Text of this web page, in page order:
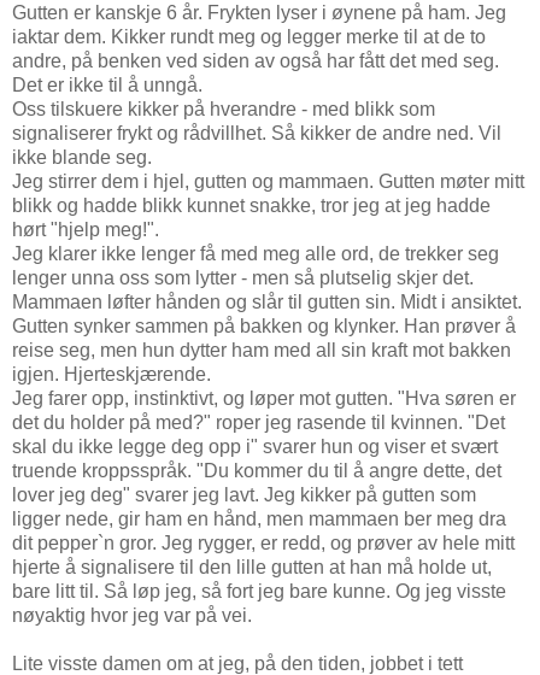
Gutten er kanskje 6 år. Frykten lyser i øynene på ham. Jeg
iaktar dem. Kikker rundt meg og legger merke til at de to
andre, på benken ved siden av også har fått det med seg.
Det er ikke til å unngå.
Oss tilskuere kikker på hverandre - med blikk som
signaliserer frykt og rådvillhet. Så kikker de andre ned. Vil
ikke blande seg.
Jeg stirrer dem i hjel, gutten og mammaen. Gutten møter mitt
blikk og hadde blikk kunnet snakke, tror jeg at jeg hadde
hørt "hjelp meg!".
Jeg klarer ikke lenger få med meg alle ord, de trekker seg
lenger unna oss som lytter - men så plutselig skjer det.
Mammaen løfter hånden og slår til gutten sin. Midt i ansiktet.
Gutten synker sammen på bakken og klynker. Han prøver å
reise seg, men hun dytter ham med all sin kraft mot bakken
igjen. Hjerteskjærende.
Jeg farer opp, instinktivt, og løper mot gutten. "Hva søren er
det du holder på med?" roper jeg rasende til kvinnen. "Det
skal du ikke legge deg opp i" svarer hun og viser et svært
truende kroppsspråk. "Du kommer du til å angre dette, det
lover jeg deg" svarer jeg lavt. Jeg kikker på gutten som
ligger nede, gir ham en hånd, men mammaen ber meg dra
dit pepper`n gror. Jeg rygger, er redd, og prøver av hele mitt
hjerte å signalisere til den lille gutten at han må holde ut,
bare litt til. Så løp jeg, så fort jeg bare kunne. Og jeg visste
nøyaktig hvor jeg var på vei.
Lite visste damen om at jeg, på den tiden, jobbet i tett